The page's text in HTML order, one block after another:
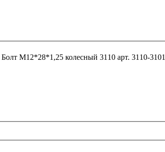
Болт М12*28*1,25 колесный 3110 арт.